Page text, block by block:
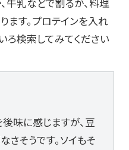
ます。プロテインを入れ
ろ検索してみてください
味に感じますが、豆
そうです。ソイもそ